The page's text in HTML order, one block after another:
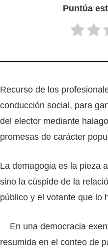
Puntúa
Recurso de los
conducción social, para
del elector mediante
promesas de carácter
La demagogia es la pieza
sino la cúspide de la
público y el votante que lo
En una democracia
resumida en el conteo de